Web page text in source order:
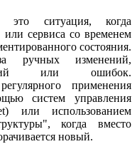
ситуация, когда
или сервиса со временем
состояния.
ручных изменений,
или ошибок.
применения
систем управления
или использованием
когда вместо
новый.